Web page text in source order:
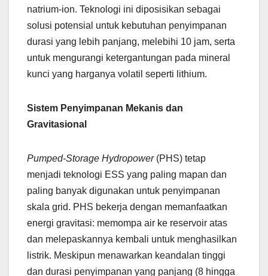
natrium-ion. Teknologi ini diposisikan sebagai
solusi potensial untuk kebutuhan penyimpanan
durasi yang lebih panjang, melebihi 10 jam, serta
untuk mengurangi ketergantungan pada mineral
kunci yang harganya volatil seperti lithium.
Sistem Penyimpanan Mekanis dan
Gravitasional
Pumped-Storage Hydropower(PHS) tetap
menjadi teknologi ESS yang paling mapan dan
paling banyak digunakan untuk penyimpanan
skala grid. PHS bekerja dengan memanfaatkan
energi gravitasi: memompa air ke reservoir atas
dan melepaskannya kembali untuk menghasilkan
listrik. Meskipun menawarkan keandalan tinggi
dan durasi penyimpanan yang panjang (8 hingga